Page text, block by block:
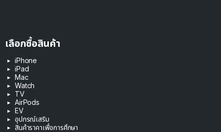
เลือกซื้อสินค้า
iPhone
iPad
Mac
Watch
TV
AirPods
EV
อุปกรณ์เสริม
สินค้าราคาเพื่อการศึกษา